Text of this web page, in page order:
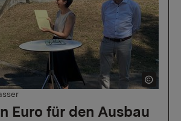
Euro für den Ausbau